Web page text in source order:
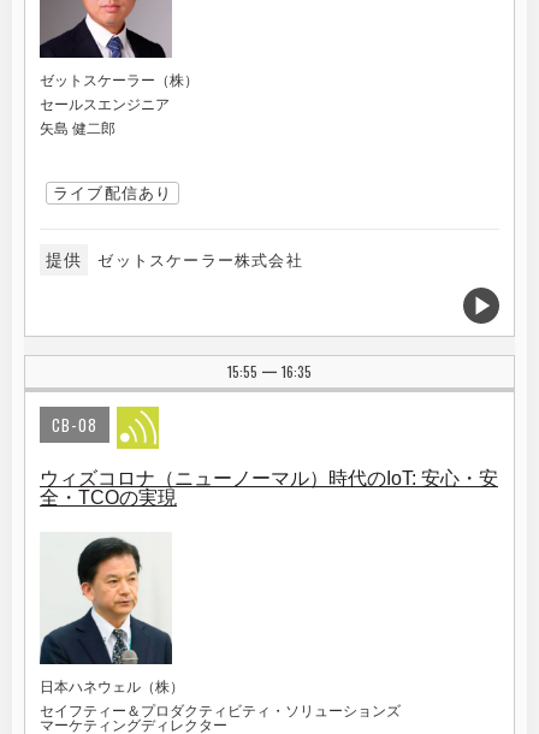
ゼットスケーラー（株）
セールスエンジニア
矢島 健二郎
ライブ配信あり
提供 ゼットスケーラー株式会社
15:55 | 16:35
CB-08
ウィズコロナ（ニューノーマル）時代のIoT: 安心・安
全・TCOの実現
日本ハネウェル（株）
セイフティー＆プロダクティビティ・ソリューションズ
マーケティングディレクター